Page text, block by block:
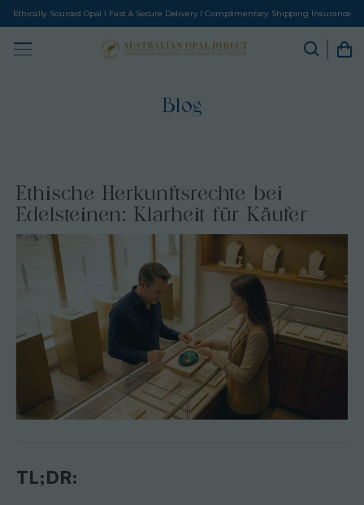
Ethically Sourced Opal I Fast & Secure Delivery I Complimentary Shipping Insurance
Blog
Ethische Herkunftsrechte bei
Edelsteinen: Klarheit für Käufer
TL;DR: